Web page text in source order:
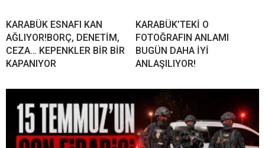
KARABÜK ESNAFI KAN
AĞLIYOR!BORÇ, DENETİM,
CEZA… KEPENKLER BİR BİR
KAPANIYOR
KARABÜK’TEKİ O
FOTOĞRAFIN ANLAMI
BUGÜN DAHA İYİ
ANLAŞILIYOR!